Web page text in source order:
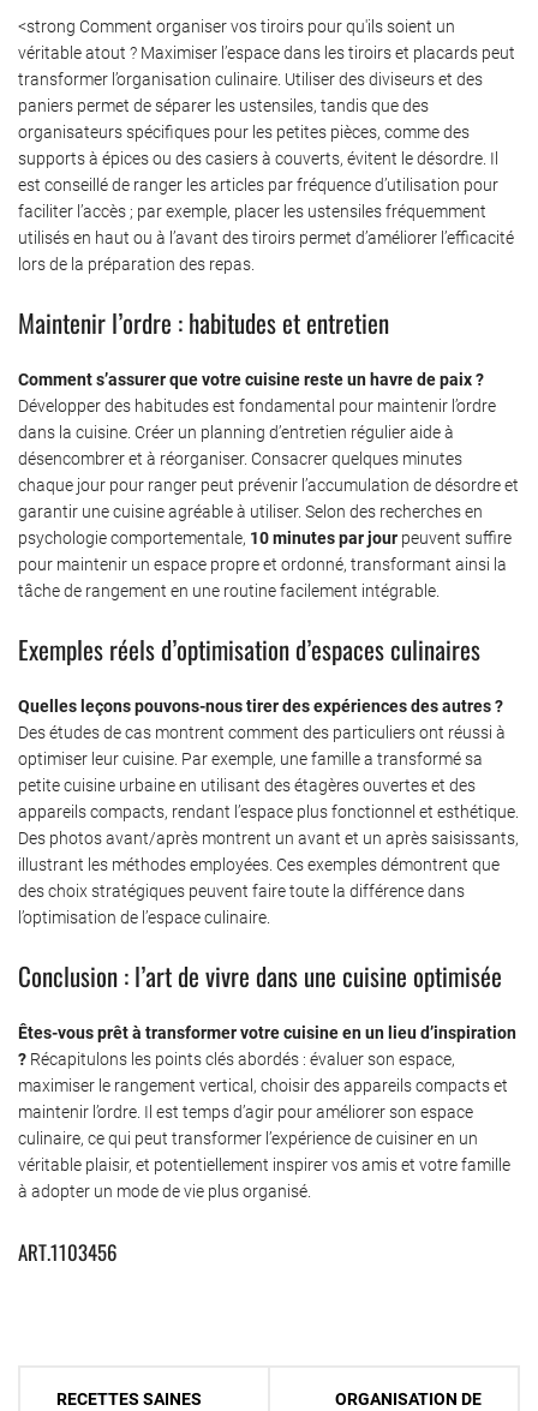
<strong Comment organiser vos tiroirs pour qu'ils soient un
véritable atout ? Maximiser l’espace dans les tiroirs et placards peut
transformer l’organisation culinaire. Utiliser des diviseurs et des
paniers permet de séparer les ustensiles, tandis que des
organisateurs spécifiques pour les petites pièces, comme des
supports à épices ou des casiers à couverts, évitent le désordre. Il
est conseillé de ranger les articles par fréquence d’utilisation pour
faciliter l’accès ; par exemple, placer les ustensiles fréquemment
utilisés en haut ou à l’avant des tiroirs permet d’améliorer l’efficacité
lors de la préparation des repas.
Maintenir l’ordre : habitudes et entretien
Comment s’assurer que votre cuisine reste un havre de paix ?
Développer des habitudes est fondamental pour maintenir l’ordre
dans la cuisine. Créer un planning d’entretien régulier aide à
désencombrer et à réorganiser. Consacrer quelques minutes
chaque jour pour ranger peut prévenir l’accumulation de désordre et
garantir une cuisine agréable à utiliser. Selon des recherches en
psychologie comportementale, 10 minutes par jour peuvent suffire
pour maintenir un espace propre et ordonné, transformant ainsi la
tâche de rangement en une routine facilement intégrable.
Exemples réels d’optimisation d’espaces culinaires
Quelles leçons pouvons-nous tirer des expériences des autres ?
Des études de cas montrent comment des particuliers ont réussi à
optimiser leur cuisine. Par exemple, une famille a transformé sa
petite cuisine urbaine en utilisant des étagères ouvertes et des
appareils compacts, rendant l’espace plus fonctionnel et esthétique.
Des photos avant/après montrent un avant et un après saisissants,
illustrant les méthodes employées. Ces exemples démontrent que
des choix stratégiques peuvent faire toute la différence dans
l’optimisation de l’espace culinaire.
Conclusion : l’art de vivre dans une cuisine optimisée
Êtes-vous prêt à transformer votre cuisine en un lieu d’inspiration
? Récapitulons les points clés abordés : évaluer son espace,
maximiser le rangement vertical, choisir des appareils compacts et
maintenir l’ordre. Il est temps d’agir pour améliorer son espace
culinaire, ce qui peut transformer l’expérience de cuisiner en un
véritable plaisir, et potentiellement inspirer vos amis et votre famille
à adopter un mode de vie plus organisé.
ART.1103456
Navigation
RECETTES SAINES
ORGANISATION DE